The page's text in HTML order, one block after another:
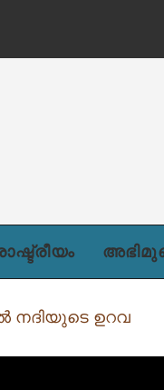
നദിയുടെ ഉറവ